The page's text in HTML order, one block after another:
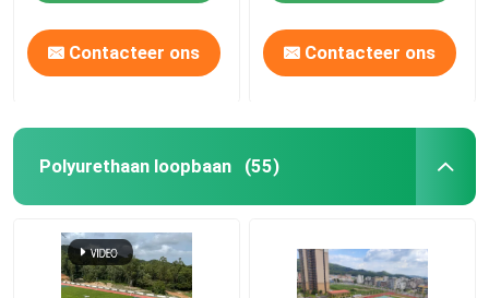
Contacteer ons Contacteer ons
Polyurethaan loopbaan (55)